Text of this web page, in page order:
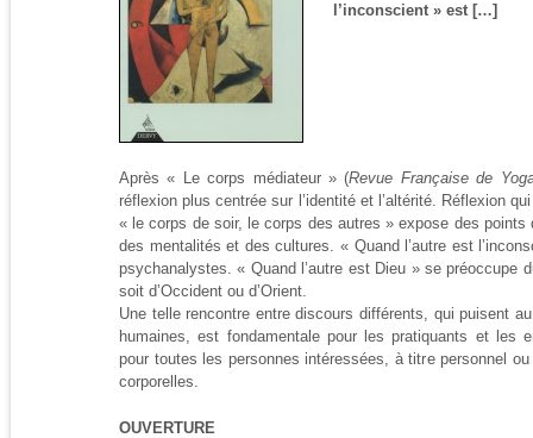
l’inconscient » est […]
Après « Le corps médiateur » (Revue Française de
réflexion plus centrée sur l’identité et l’altérité. Réflexion
« le corps de soir, le corps des autres » expose des points
des mentalités et des cultures. « Quand l’autre est
psychanalystes. « Quand l’autre est Dieu » se préoccupe
soit d’Occident ou d’Orient.
Une telle rencontre entre discours différents, qui puisent
humaines, est fondamentale pour les pratiquants et les
pour toutes les personnes intéressées, à titre personnel
corporelles.
OUVERTURE